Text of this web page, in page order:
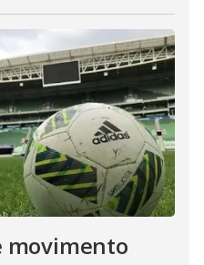
movimento